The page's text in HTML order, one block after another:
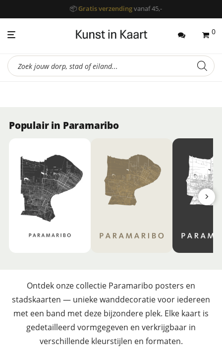
📦Gratis verzendingvanaf 45,-
0
Producten
zoeken
Populair in Paramaribo
Ontdek onze collectie Paramaribo posters en
stadskaarten — unieke wanddecoratie voor iedereen
met een band met deze bijzondere plek. Elke kaart is
gedetailleerd vormgegeven en verkrijgbaar in
verschillende kleurstijlen en formaten.